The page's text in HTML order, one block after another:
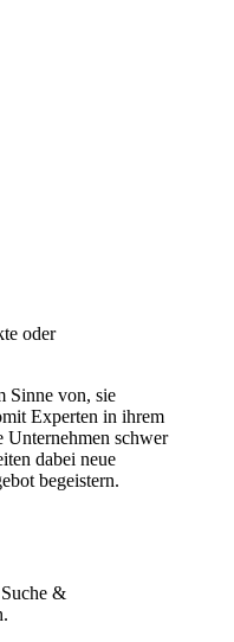
oder
Sinne von, sie
Experten in ihrem
Unternehmen schwer
dabei neue
begeistern.
&